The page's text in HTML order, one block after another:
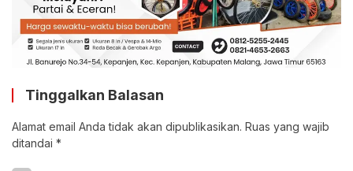
Tinggalkan Balasan
Alamat email Anda tidak akan dipublikasikan. Ruas yang wajib
ditandai *